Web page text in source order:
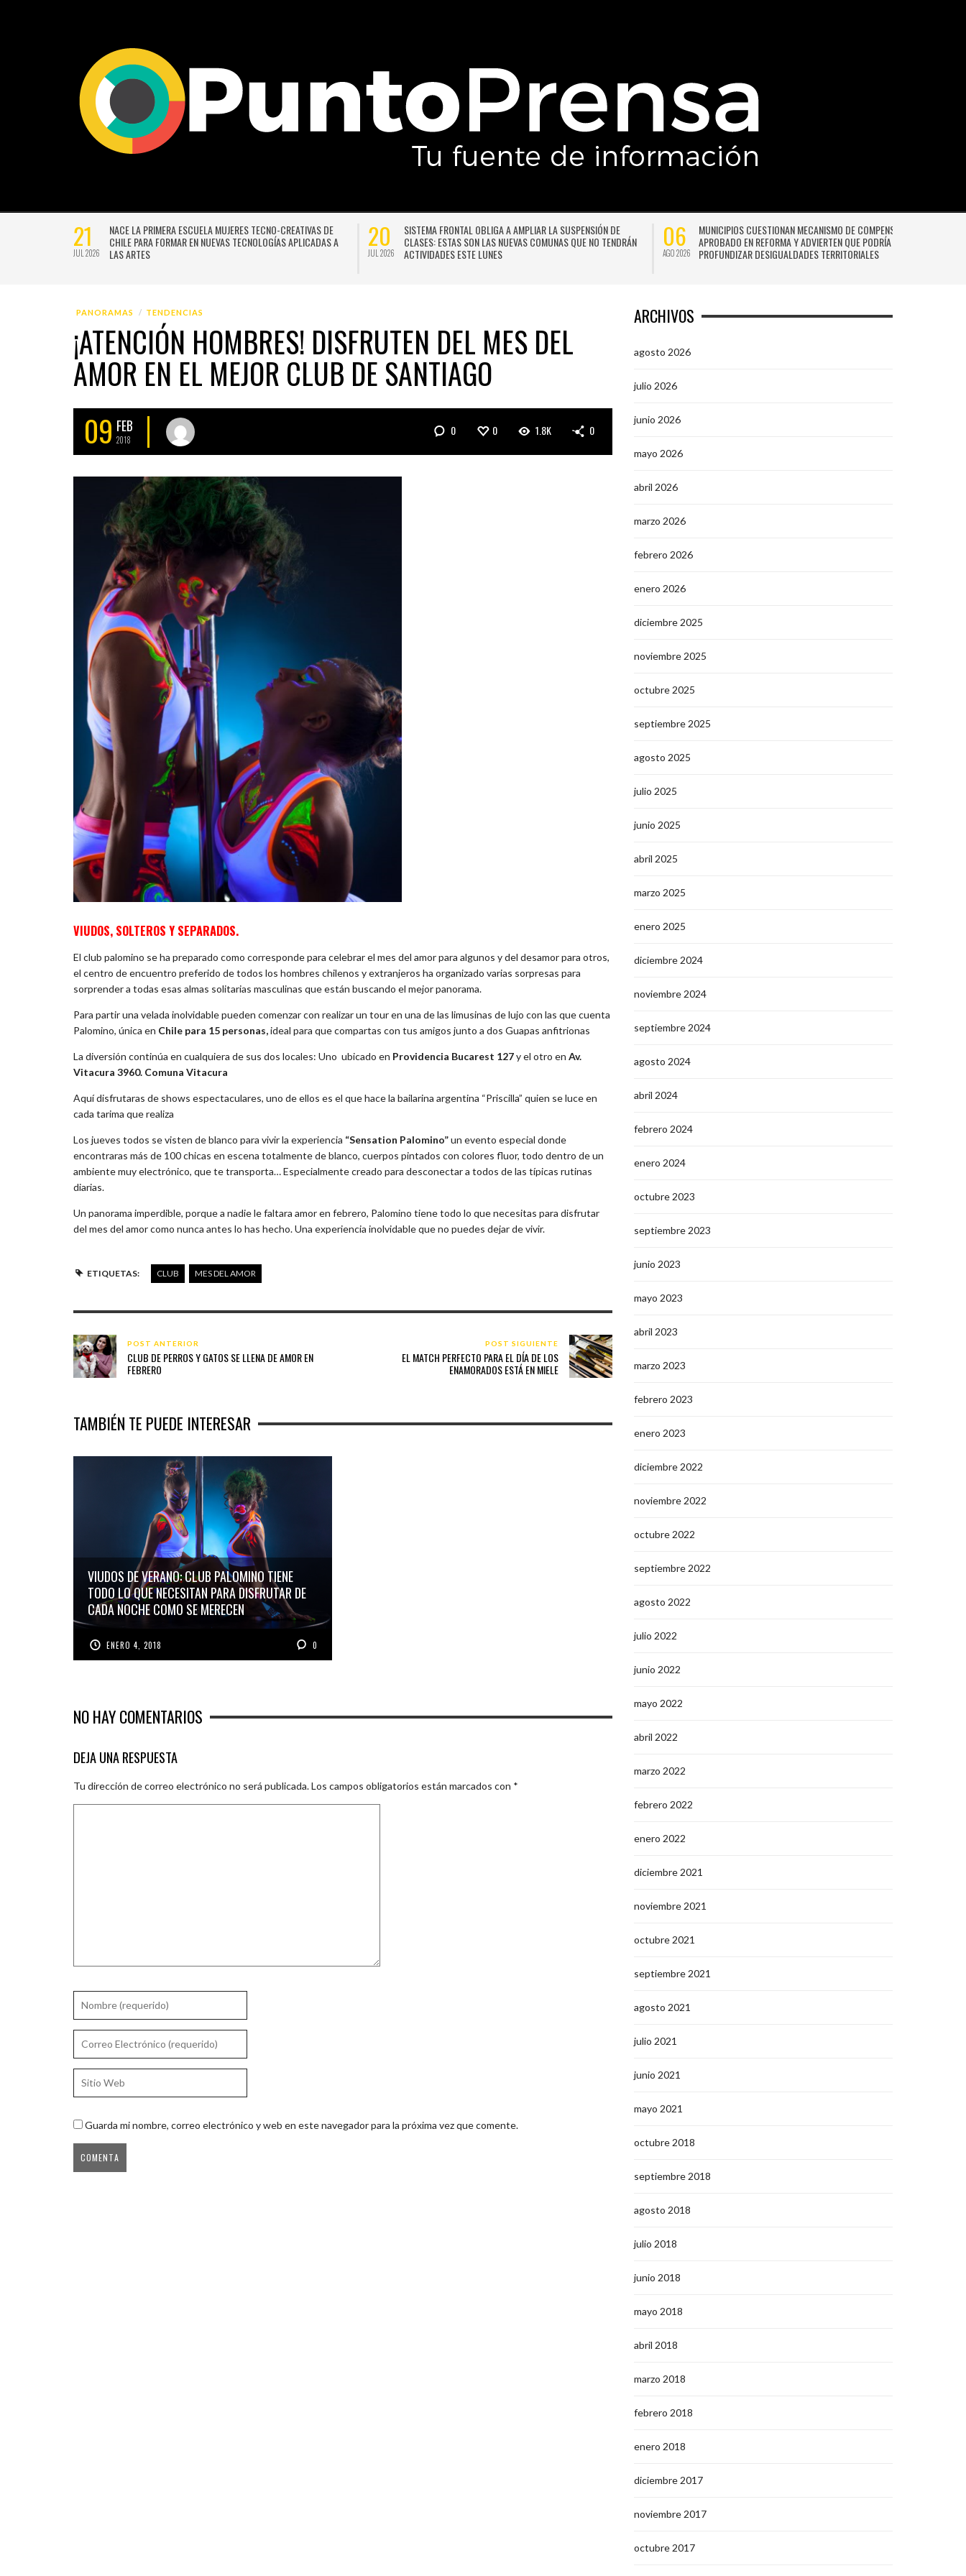
21
JUL 2026
NACE LA PRIMERA ESCUELA MUJERES TECNO-CREATIVAS DE
CHILE PARA FORMAR EN NUEVAS TECNOLOGÍAS APLICADAS A
LAS ARTES
20
JUL 2026
SISTEMA FRONTAL OBLIGA A AMPLIAR LA SUSPENSIÓN DE
CLASES: ESTAS SON LAS NUEVAS COMUNAS QUE NO TENDRÁN
ACTIVIDADES ESTE LUNES
06
AGO 2026
MUNICIPIOS CUESTIONAN MECANISMO DE COMPENSACIÓN
APROBADO EN REFORMA Y ADVIERTEN QUE PODRÍA
PROFUNDIZAR DESIGUALDADES TERRITORIALES
PANORAMAS TENDENCIAS
¡ATENCIÓN HOMBRES! DISFRUTEN DEL MES DEL
AMOR EN EL MEJOR CLUB DE SANTIAGO
09 FEB
2018
0 0 1.8K 0
VIUDOS, SOLTEROS Y SEPARADOS.
El club palomino se ha preparado como corresponde para celebrar el mes del amor para algunos y del desamor para otros,
el centro de encuentro preferido de todos los hombres chilenos y extranjeros ha organizado varias sorpresas para
sorprender a todas esas almas solitarias masculinas que están buscando el mejor panorama.
Para partir una velada inolvidable pueden comenzar con realizar un tour en una de las limusinas de lujo con las que cuenta
Palomino, única en Chile para 15 personas,ideal para que compartas con tus amigos junto a dos Guapas anfitrionas
La diversión continúa en cualquiera de sus dos locales: Uno ubicado en Providencia Bucarest 127y el otro en Av.
Vitacura 3960. Comuna Vitacura
Aquí disfrutaras de shows espectaculares, uno de ellos es el que hace la bailarina argentina “Priscilla” quien se luce en
cada tarima que realiza
Los jueves todos se visten de blanco para vivir la experiencia “Sensation Palomino”un evento especial donde
encontraras más de 100 chicas en escena totalmente de blanco, cuerpos pintados con colores fluor, todo dentro de un
ambiente muy electrónico, que te transporta… Especialmente creado para desconectar a todos de las típicas rutinas
diarias.
Un panorama imperdible, porque a nadie le faltara amor en febrero, Palomino tiene todo lo que necesitas para disfrutar
del mes del amor como nunca antes lo has hecho. Una experiencia inolvidable que no puedes dejar de vivir.
ETIQUETAS: CLUB MES DEL AMOR
POST ANTERIOR
CLUB DE PERROS Y GATOS SE LLENA DE AMOR EN
FEBRERO
POST SIGUIENTE
EL MATCH PERFECTO PARA EL DÍA DE LOS
ENAMORADOS ESTÁ EN MIELE
TAMBIÉN TE PUEDE INTERESAR
VIUDOS DE VERANO: CLUB PALOMINO TIENE
TODO LO QUE NECESITAN PARA DISFRUTAR DE
CADA NOCHE COMO SE MERECEN
ENERO 4, 2018 0
NO HAY COMENTARIOS
DEJA UNA RESPUESTA
Tu dirección de correo electrónico no será publicada.Los campos obligatorios están marcados con *
Guarda mi nombre, correo electrónico y web en este navegador para la próxima vez que comente.
ARCHIVOS
agosto 2026
julio 2026
junio 2026
mayo 2026
abril 2026
marzo 2026
febrero 2026
enero 2026
diciembre 2025
noviembre 2025
octubre 2025
septiembre 2025
agosto 2025
julio 2025
junio 2025
abril 2025
marzo 2025
enero 2025
diciembre 2024
noviembre 2024
septiembre 2024
agosto 2024
abril 2024
febrero 2024
enero 2024
octubre 2023
septiembre 2023
junio 2023
mayo 2023
abril 2023
marzo 2023
febrero 2023
enero 2023
diciembre 2022
noviembre 2022
octubre 2022
septiembre 2022
agosto 2022
julio 2022
junio 2022
mayo 2022
abril 2022
marzo 2022
febrero 2022
enero 2022
diciembre 2021
noviembre 2021
octubre 2021
septiembre 2021
agosto 2021
julio 2021
junio 2021
mayo 2021
octubre 2018
septiembre 2018
agosto 2018
julio 2018
junio 2018
mayo 2018
abril 2018
marzo 2018
febrero 2018
enero 2018
diciembre 2017
noviembre 2017
octubre 2017